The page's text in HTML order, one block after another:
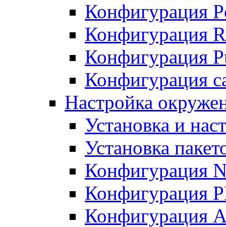
Конфигурация
Конфигурация
Конфигурация
Конфигурация
Настройка
Установка и
Установка
Конфигурация
Конфигурация
Конфигурация